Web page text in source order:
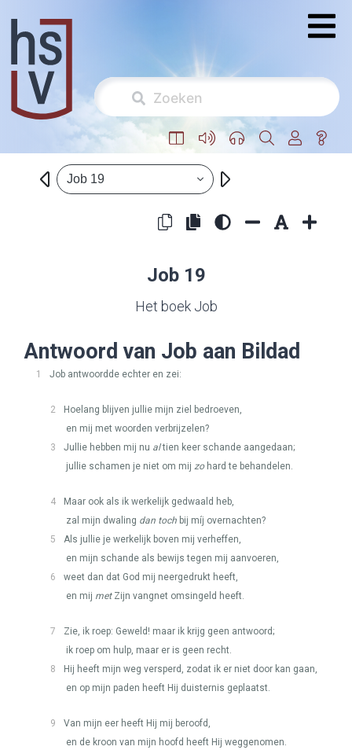
Job 19
Job 19
Het boek Job
Antwoord van Job aan Bildad
1 Job antwoordde echter en zei:
2
Hoelang blijven jullie mijn ziel bedroeven,
en mij met woorden verbrijzelen?
3
Jullie hebben mij nu altien keer schande aangedaan;
jullie schamen je niet om mij zohard te behandelen.
4
Maar ook als ik werkelijk gedwaald heb,
zal mijn dwaling dan toch bij míj overnachten?
5
Als jullie je werkelijk boven mij verheffen,
en mijn schande als bewijs tegen mij aanvoeren,
6
weet dan dat God mij neergedrukt heeft,
en mij metZijn vangnet omsingeld heeft.
7
Zie, ik roep: Geweld! maar ik krijg geen antwoord;
ik roep om hulp, maar er is geen recht.
8
Hij heeft mijn weg versperd, zodat ik er niet door kan gaan,
en op mijn paden heeft Hij duisternis geplaatst.
9
Van mijn eer heeft Hij mij beroofd,
en de kroon van mijn hoofd heeft Hij weggenomen.